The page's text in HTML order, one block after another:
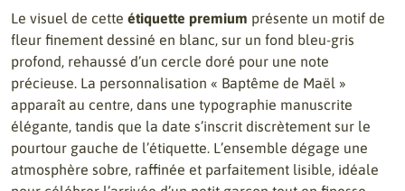
Le visuel de cette étiquette premium présente un motif de
fleur finement dessiné en blanc, sur un fond bleu-gris
profond, rehaussé d’un cercle doré pour une note
précieuse. La personnalisation « Baptême de Maël »
apparaît au centre, dans une typographie manuscrite
élégante, tandis que la date s’inscrit discrètement sur le
pourtour gauche de l’étiquette. L’ensemble dégage une
atmosphère sobre, raffinée et parfaitement lisible, idéale